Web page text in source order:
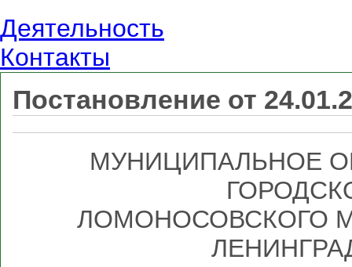
Деятельность
Контакты
Постановление от
МУНИЦИПАЛЬНОЕ
ЛОМОНОСОВСКОГО